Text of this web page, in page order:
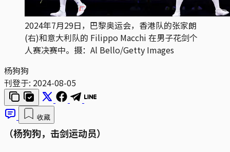
2024年7月29日，巴黎奥运会，香港队的张家朗
(右)和意大利队的 Filippo Macchi 在男子花剑个
人赛决赛中。摄：Al Bello/Getty Images
杨狗狗
刊登于: 2024-08-05
收藏
（杨狗狗，击剑运动员）